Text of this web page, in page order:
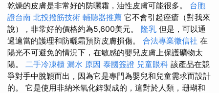
乾燥的皮膚是非常好的防曬霜，油性皮膚可能很多。 台胞
證台南 北投撥筋技術 輔聽器推薦 它不會引起痤瘡（對我來
說），非常好的價格約為5,600美元。 隆乳 但是，可以通
過適當的護理和防曬霜預防皮膚損傷。 合法專業徵信社 在
陽光不可避免的情況下，在敏感的嬰兒皮膚上保護礦物太
陽。 二手冷凍櫃 漏水 原因 泰國簽證 兒童眼科 該產品在競
爭對手中脫穎而出，因為它是專門為嬰兒和兒童需求而設計
的。 它是使用非納米氧化鋅製成的，這對於人類，珊瑚和